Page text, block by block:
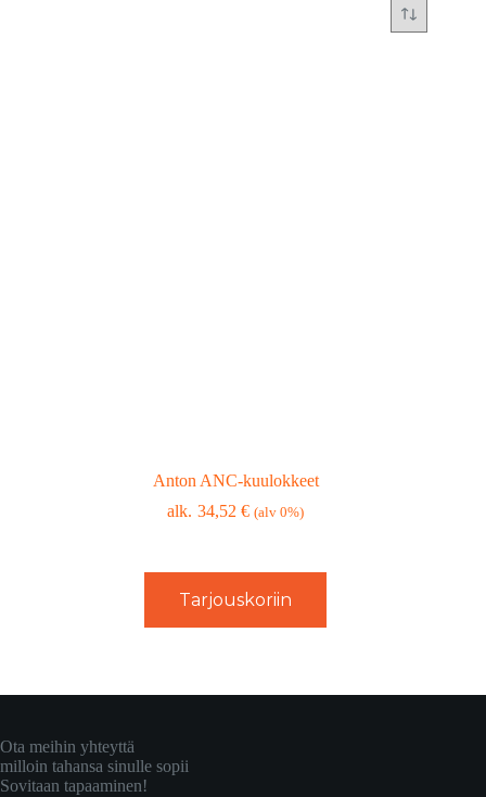
Anton ANC-kuulokkeet
34,52€ (alv 0%)
Tarjouskoriin
Ota meihin yhteyttä
milloin tahansa sinulle sopii
Sovitaan tapaaminen!